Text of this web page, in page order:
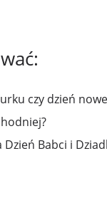
czy dzień
Babci i